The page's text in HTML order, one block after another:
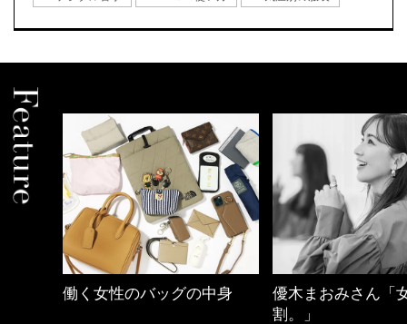
優木まおみさん「女の時間
40代の小顔メイク